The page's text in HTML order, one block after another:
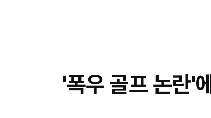
​'폭우 골프 논란'